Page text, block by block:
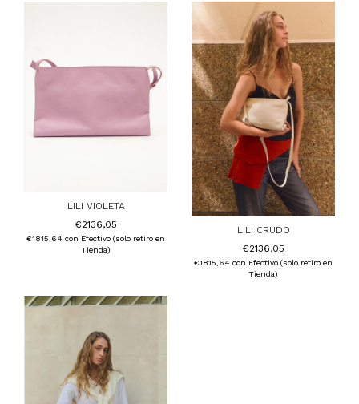
LILI VIOLETA
€2136,05
€1815,64 con Efectivo (solo retiro en
Tienda)
LILI CRUDO
€2136,05
€1815,64 con Efectivo (solo retiro en
Tienda)